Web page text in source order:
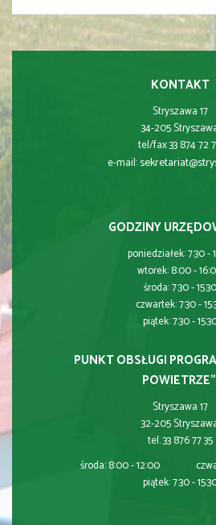
KONTAKT
Stryszawa 17
34-205
tel/fax 33 874 72
e-mail:
GODZINY
poniedziałek: 7:30 -
wtorek: 8:00 -
środa: 7:30 - 15:30
czwartek: 7:30 -
piątek: 7:30 -
PUNKT OBSŁUGI
POWIETRZE"
Stryszawa 17
32-205
tel. 33 876 77 35
środa: 8:00 - 12:00
piątek: 7:30 -